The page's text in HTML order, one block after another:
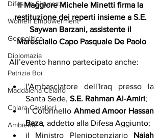
Difesa e Sicurezza
Women Empowerment
Geopolitica
Diplomazia
Patrizia Boi
Maddalena Celano
Chiara Cavalieri
Ambiente
Il Maggiore Michele Minetti firma la
restituzione dei reperti insieme a S.E.
Saywan Barzani, assistente il
Maresciallo Capo Pasquale De Paolo
All’evento hanno partecipato anche:
l'Ambasciatore dell'Iraq presso la
Santa Sede, S.E. Rahman Al-Amiri;
il Colonnello Ahmed Amoor Hassan
Baza, addetto alla Difesa Aggiunto;
il Ministro Plenipotenziario Najah